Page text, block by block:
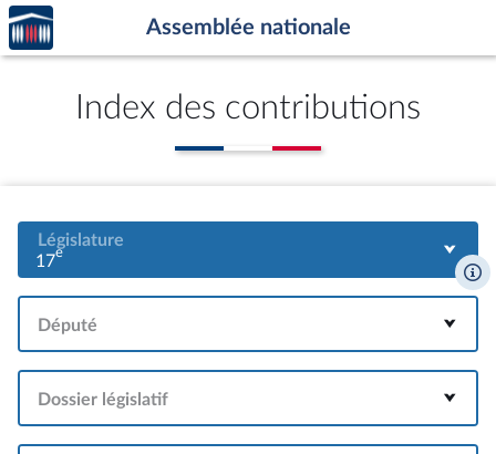
Aller au contenu
Aller en bas de la page
Accèder
à la
page
Assemblée nationale
Index des contributions
Législature
17e
Député
Dossier législatif